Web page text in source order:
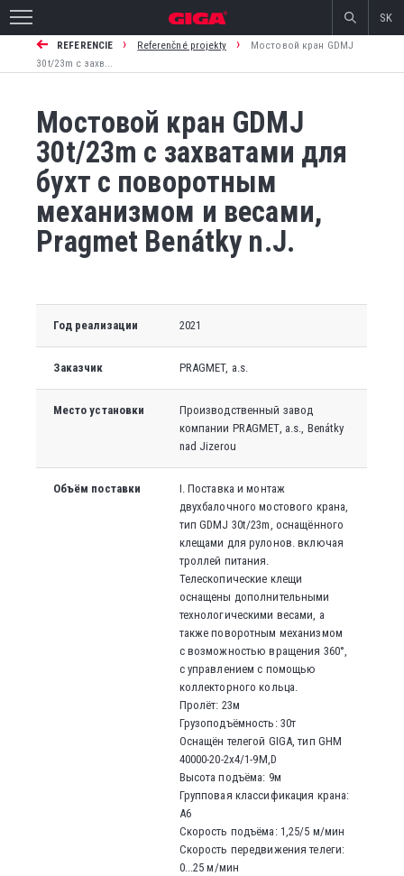
SK
REFERENCIE › Referenčné projekty ›
Мостовой кран GDMJ
30t/23m с захв...
Мостовой кран GDMJ
30t/23m с захватами для
бухт с поворотным
механизмом и весами,
Pragmet Benátky n.J.
Год реализации 2021
Заказчик PRAGMET, a.s.
Место установки
Производственный завод
компании PRAGMET, a.s., Benátky
nad Jizerou
Объём поставки
I. Поставка и монтаж
двухбалочного мостового крана,
тип GDMJ 30t/23m, оснащённого
клещами для рулонов. включая
троллей питания.
Телескопические клещи
оснащены дополнительными
технологическими весами, а
также поворотным механизмом
с возможностью вращения 360°,
с управлением с помощью
коллекторного кольца.
Пролёт: 23м
Грузоподъёмность: 30т
Оснащён телегой GIGA, тип GHM
40000-20-2x4/1-9M,D
Высота подъёма: 9м
Групповая классификация крана:
A6
Скорость подъёма: 1,25/5 м/мин
Скорость передвижения телеги:
0...25 м/мин